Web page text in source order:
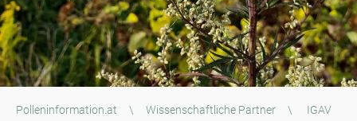
Polleninformation.at \ Wissenschaftliche Partner \ IGAV